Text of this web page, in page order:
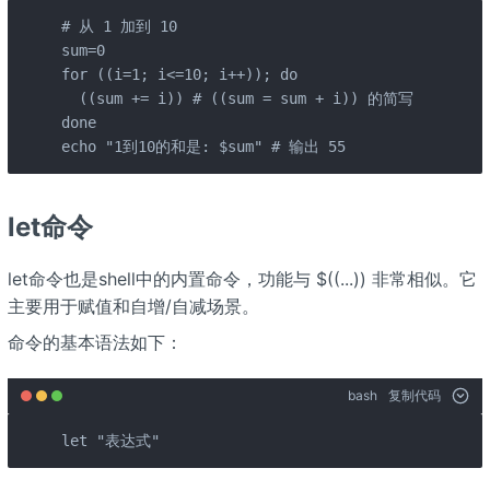
# 从 1 加到 10
sum=0
for ((i=1; i<=10; i++)); do
  ((sum += i)) # ((sum = sum + i)) 的简写
done
echo "1到10的和是: $sum" # 输出 55
let命令
let命令也是shell中的内置命令，功能与 $((...)) 非常相似。它
主要用于赋值和自增/自减场景。
命令的基本语法如下：
bash 复制代码
let "表达式"